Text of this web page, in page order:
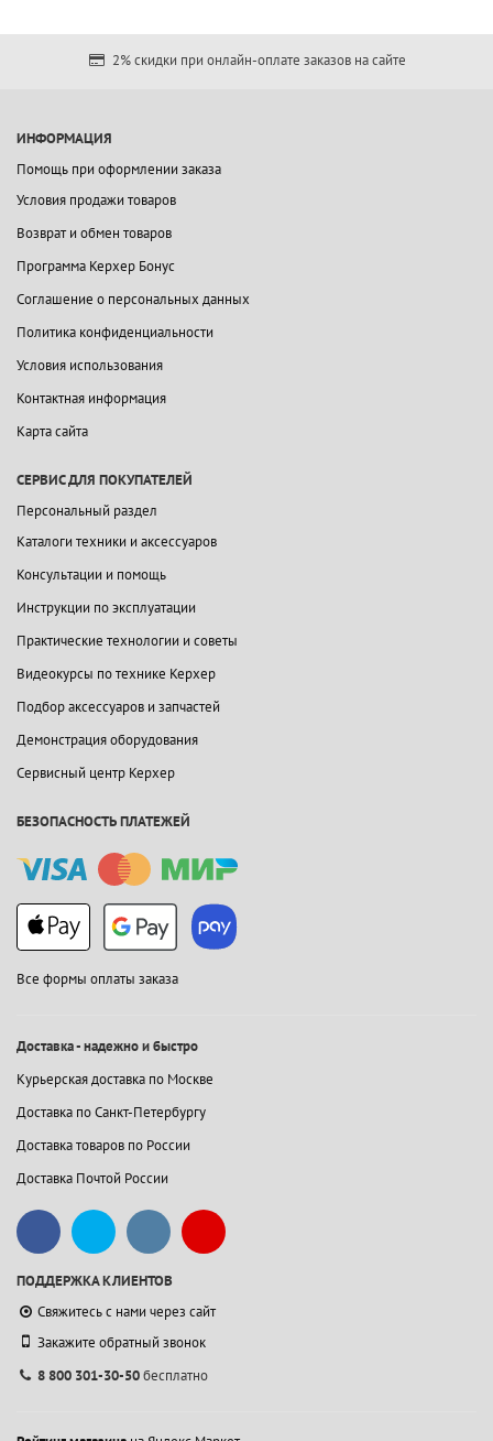
2% скидки при онлайн-оплате заказов на сайте
ИНФОРМАЦИЯ
Помощь при оформлении заказа
Условия продажи товаров
Возврат и обмен товаров
Программа Керхер Бонус
Соглашение о персональных данных
Политика конфиденциальности
Условия использования
Контактная информация
Карта сайта
СЕРВИС ДЛЯ ПОКУПАТЕЛЕЙ
Персональный раздел
Каталоги техники и аксессуаров
Консультации и помощь
Инструкции по эксплуатации
Практические технологии и советы
Видеокурсы по технике Керхер
Подбор аксессуаров и запчастей
Демонстрация оборудования
Сервисный центр Керхер
БЕЗОПАСНОСТЬ ПЛАТЕЖЕЙ
Все формы оплаты заказа
Доставка - надежно и быстро
Курьерская доставка по Москве
Доставка по Санкт-Петербургу
Доставка товаров по России
Доставка Почтой России
ПОДДЕРЖКА КЛИЕНТОВ
Свяжитесь с нами через сайт
Закажите обратный звонок
8 800 301-30-50бесплатно